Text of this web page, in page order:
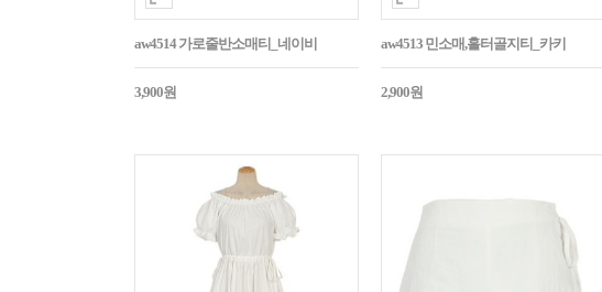
aw4514 가로줄반소매티_네이비
3,900원
aw4513 민소매,홀터골지티_카키
2,900원